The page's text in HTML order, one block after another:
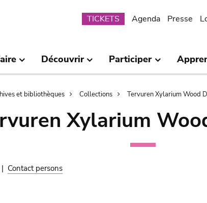
Submenu
TICKETS Agenda Presse
Découvrir Participer
et bibliothèques Collections Tervuren Xylarium Wood
Xylarium
| Contact persons